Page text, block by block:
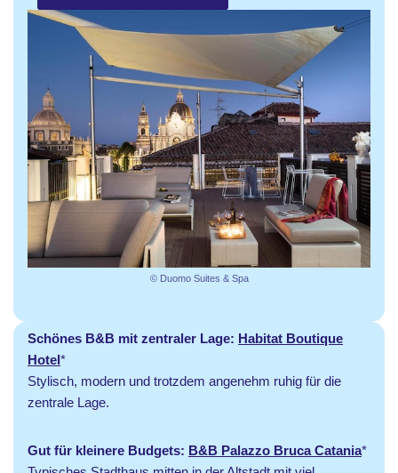
© Duomo Suites & Spa
Schönes B&B mit zentraler Lage: Habitat Boutique
Hotel*
Stylisch, modern und trotzdem angenehm ruhig für die
zentrale Lage.
Gut für kleinere Budgets: B&B Palazzo Bruca Catania*